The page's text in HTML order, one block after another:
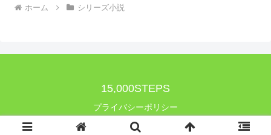
ホーム シリーズ小説
15,000STEPS
プライバシーポリシー
© 2019 15,000STEPS.